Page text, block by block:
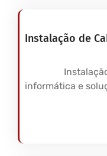
Instalação de
informática e